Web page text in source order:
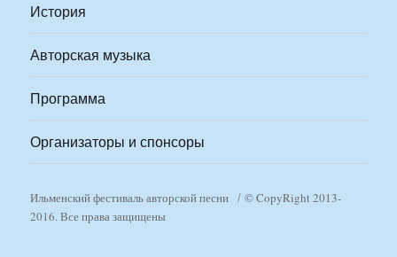
История
Авторская музыка
Программа
Организаторы и спонсоры
Ильменский фестиваль авторской песни
© CopyRight 2013-
2016. Все права защищены